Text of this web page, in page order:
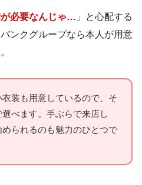
必要なんじゃ… 」と心配する
ンクグループなら本人が用意
装も用意しているので、そ
べます。手ぶらで来店し
られるのも魅力のひとつで